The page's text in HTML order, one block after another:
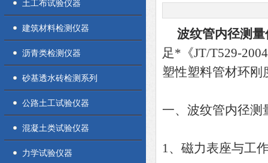
土工布试验仪器
建筑材料检测仪器
沥青类检测仪器
砂基透水砖检测系列
公路土工试验仪器
混凝土类试验仪器
力学试验仪器
波纹管内径测量
足*《JT/T529-
塑性塑料管材环刚
一、波纹管内径
1、磁力表座与工